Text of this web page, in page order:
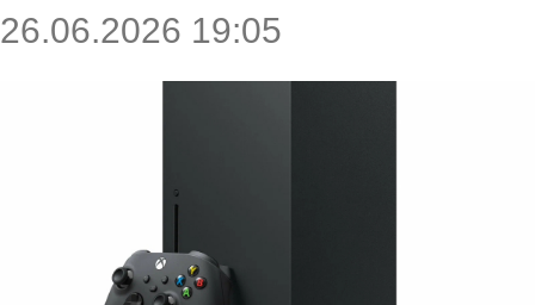
26.06.2026 19:05